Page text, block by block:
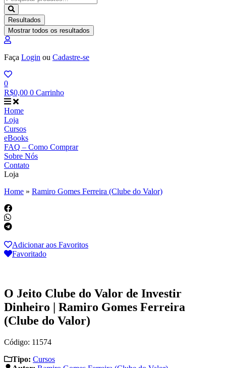
...
Resultados
Mostrar todos os resultados
Faça Login ou Cadastre-se
0
R$0,00 0 Carrinho
Home
Loja
Cursos
eBooks
FAQ – Como Comprar
Sobre Nós
Contato
Loja
Home » Ramiro Gomes Ferreira (Clube do Valor)
Adicionar aos Favoritos
Favoritado
O Jeito Clube do Valor de Investir
Dinheiro | Ramiro Gomes Ferreira
(Clube do Valor)
Código: 11574
Tipo: Cursos